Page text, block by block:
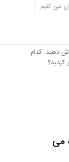
می کنیم
برای ازدواج
دهید. کدام
کردید؟
می